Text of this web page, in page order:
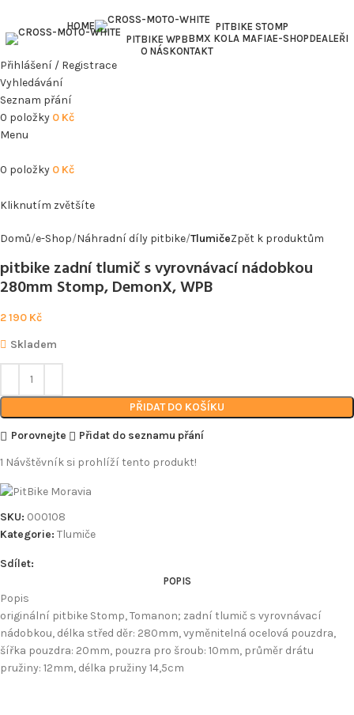
HOME
PITBIKE STOMP
PITBIKE WPBBMX KOLA MAFIAE-SHOPDEALEŘI
O NÁSKONTAKT
Přihlášení / Registrace
Vyhledávání
Seznam přání
0 položky 0 Kč
Menu
0 položky 0 Kč
Kliknutím zvětšíte
Domů e-Shop Náhradní díly pitbike TlumičeZpět k produktům
pitbike zadní tlumič s vyrovnávací nádobkou
280mm Stomp, DemonX, WPB
2 190 Kč
Skladem
PŘIDAT DO KOŠÍKU
Porovnejte
Přidat do seznamu přání
1 Návštěvník si prohlíží tento produkt!
SKU: 000108
Kategorie: Tlumiče
Sdílet:
POPIS
Popis
originální pitbike Stomp, Tomanon; zadní tlumič s vyrovnávací
nádobkou, délka střed děr: 280mm, vyměnitelná ocelová pouzdra,
šířka pouzdra: 20mm, pouzra pro šroub: 10mm, průměr drátu
pružiny: 12mm, délka pružiny 14,5cm